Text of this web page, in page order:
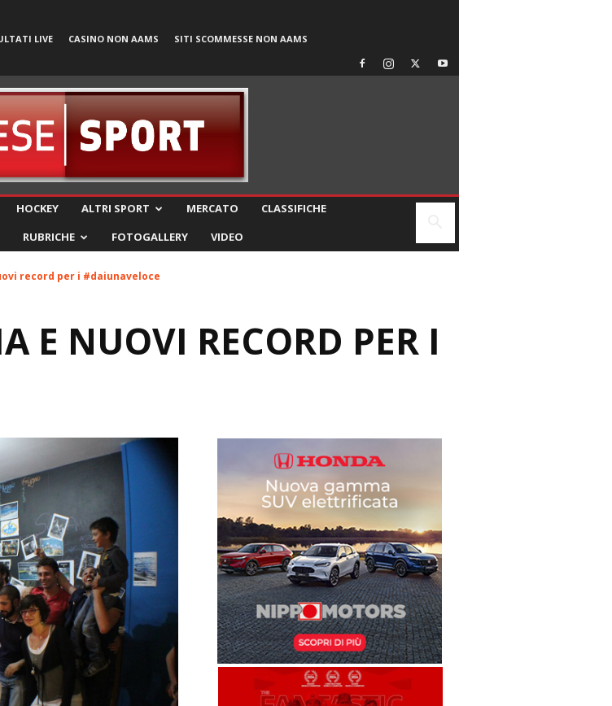
LIVE CASINO NON AAMS SITI SCOMMESSE NON AAMS
HOCKEY ALTRI SPORT MERCATO
CLASSIFICHE
RUBRICHE FOTOGALLERY VIDEO
record per i #daiunaveloce
E NUOVI RECORD PER I